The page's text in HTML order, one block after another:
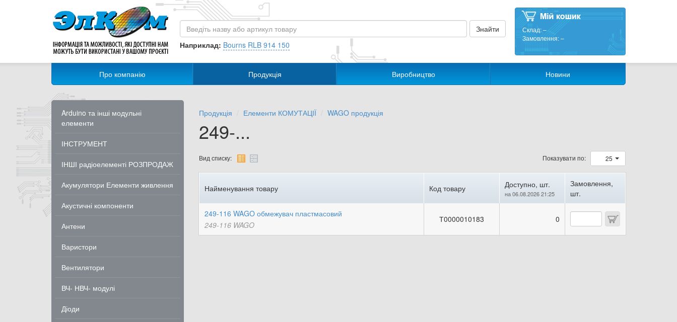
Наприклад: Bourns RLB 914 150
Склад:–
Замовлення:–
Про компанію Продукція Виробництво Новини
Arduino та інші модульні
елементи
ІНСТРУМЕНТ
ІНШІ радіоелементі РОЗПРОДАЖ
Акумулятори Елементи живлення
Акустичні компоненти
Антени
Варистори
Вентилятори
ВЧ- НВЧ- модулі
Діоди
Продукція Елементи КОМУТАЦІЇ WAGO продукція
249-...
Вид списку: Показувати по: 25
Найменування товару Код товару Доступно, шт.
на 06.08.2026 21:25
Замовлення,
шт.
249-116 WAGO обмежувач пластмасовий
249-116 WAGO
Т0000010183 0